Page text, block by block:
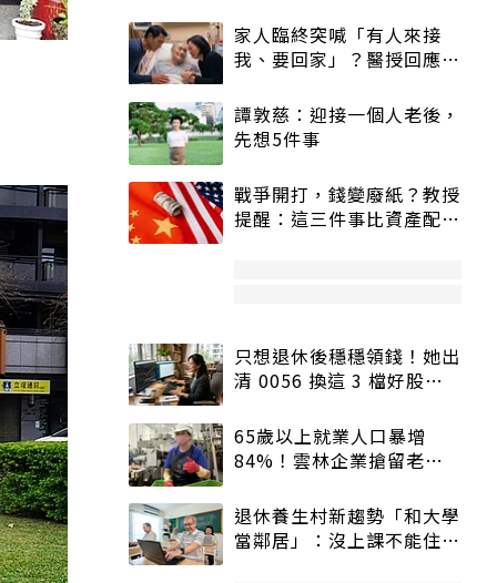
家人臨終突喊「有人來接
我、要回家」？醫授回應方
譚敦慈：迎接一個人老後，
先想5件事
戰爭開打，錢變廢紙？教授
提醒：這三件事比資產配置
只想退休後穩穩領錢！她出
清 0056 換這 3 檔好股：
65歲以上就業人口暴增
84%！雲林企業搶留老員
退休養生村新趨勢「和大學
當鄰居」：沒上課不能住、